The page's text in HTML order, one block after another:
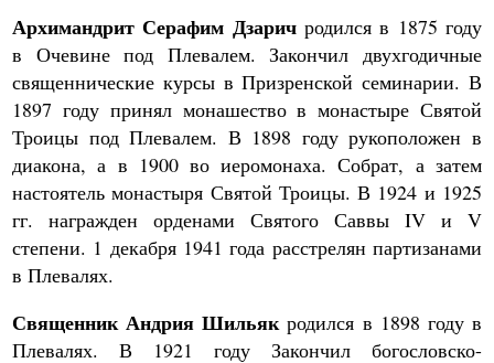
Архимандрит Серафим Дзаричродился в 1875 году
в Очевине под Плевалем. Закончил двухгодичные
священнические курсы в Призренской семинарии. В
1897 году принял монашество в монастыре Святой
Троицы под Плевалем. В 1898 году рукоположен в
диакона, а в 1900 во иеромонаха. Собрат, а затем
настоятель монастыря Святой Троицы. В 1924 и 1925
гг. награжден орденами Святого Саввы IV и V
степени. 1 декабря 1941 года расстрелян партизанами
в Плевалях.
Священник Андрия Шильякродился в 1898 году в
Плевалях. В 1921 году Закончил богословско-